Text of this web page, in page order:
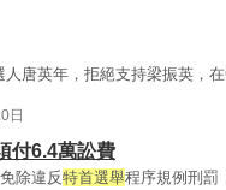
人唐英年，拒絕支持梁振英，
日
付6.4萬訟費
除違反特首選舉程序規例刑罰